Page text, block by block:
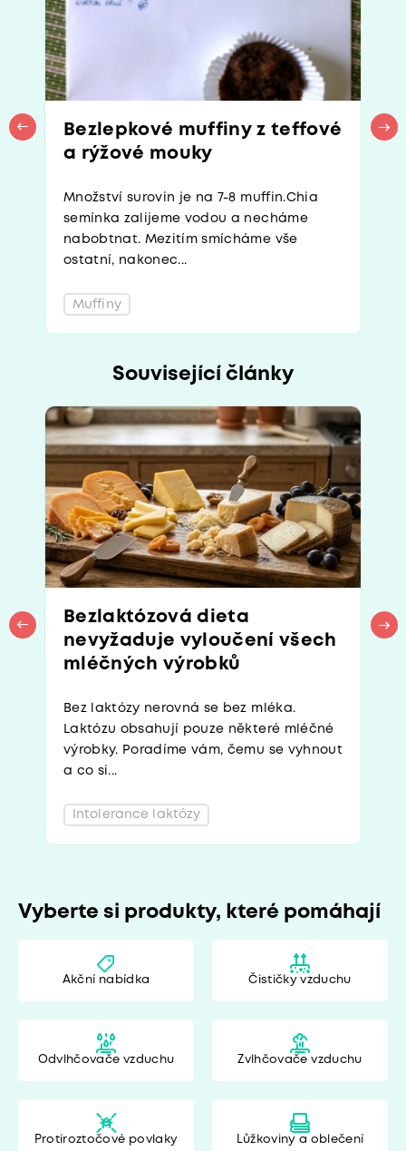
Bezlepkové muffiny z teffové
a rýžové mouky
Množství surovin je na 7-8 muffin.Chia
semínka zalijeme vodou a necháme
nabobtnat. Mezitím smícháme vše
ostatní, nakonec...
Muffiny
Související články
Bezlaktózová dieta
nevyžaduje vyloučení všech
mléčných výrobků
Bez laktózy nerovná se bez mléka.
Laktózu obsahují pouze některé mléčné
výrobky. Poradíme vám, čemu se vyhnout
a co si...
Intolerance laktózy
Vyberte si produkty, které pomáhají
Akční nabídka Čističky vzduchu
Odvlhčovače vzduchu Zvlhčovače vzduchu
Protiroztočové povlaky Lůžkoviny a oblečení